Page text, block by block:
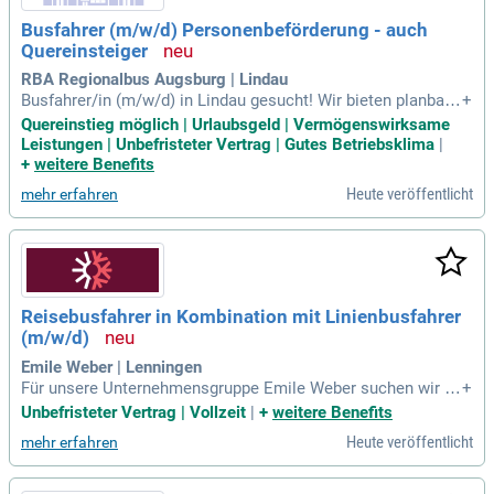
eams und genieße einen spannenden Arbeitsplatz mit vielfäl
tigen Aufgaben!
Busfahrer (m/w/d) Personenbeförderung - auch
Quereinsteiger
RBA Regionalbus Augsburg | Lindau
Busfahrer/in (m/w/d) in Lindau gesucht! Wir bieten planbare
monatliche Dienstpläne sowie eine faire Bezahlung, inklusiv
e bis zu einem vollen Monatsgehalt an Weihnachts- und Url
aubsgeld. Zusätzlich erhältst du 40 € vermögenswirksame L
hein von 50 €. Das unbefristete Arbeitsverhältnis umfasst 3
8,5 Stunden in der Woche sowie großzügige Urlaubstage, di
e je nach Betriebszugehörigkeit variieren. Genieße ein mode
rnes Arbeitsumfeld mit einem familiären Betriebsklima und
nutze unsere internen Fortbildungsangebote. Bewirb dich jet
zt und starte deine Karriere bei uns als Busfahrer!
+
Quereinstieg möglich | Urlaubsgeld | Vermögenswirksame
Leistungen | Unbefristeter Vertrag | Gutes Betriebsklima
+ weitere Benefits
mehr erfahren Heute veröffentlicht
Reisebusfahrer in Kombination mit Linienbusfahrer
(m/w/d)
Emile Weber | Lenningen
Für unsere Unternehmensgruppe Emile Weber suchen wir R
eisebusfahrer in Kombination mit Linienbusfahrer (m/w/d): I
hre Aufgaben: Durchführung von Reisebusfahrten in Luxemb
urg und im internationalen Reiseverkehr.
+
Unbefristeter Vertrag | Vollzeit | + weitere Benefits
mehr erfahren Heute veröffentlicht